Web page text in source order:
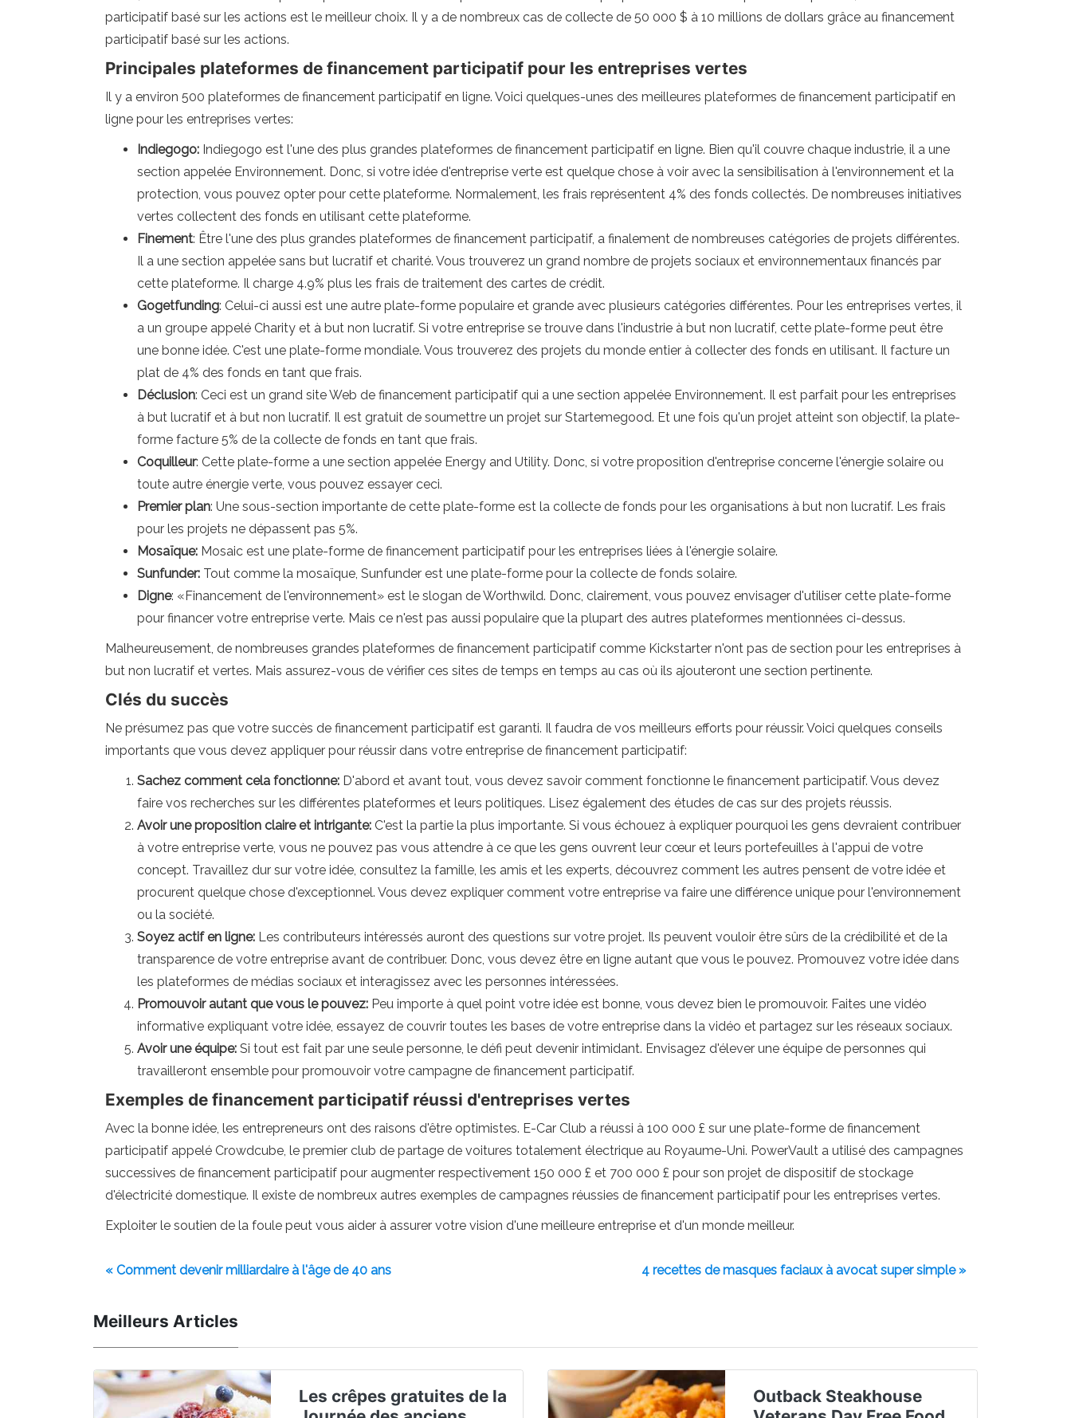
participatif basé sur les actions est le meilleur choix. Il y a de nombreux cas de collecte de 50 000 $ à 10 millions de dollars grâce au financement
participatif basé sur les actions.
Principales plateformes de financement participatif pour les entreprises vertes
Il y a environ 500 plateformes de financement participatif en ligne. Voici quelques-unes des meilleures plateformes de financement participatif en
ligne pour les entreprises vertes:
Indiegogo: Indiegogo est l'une des plus grandes plateformes de financement participatif en ligne. Bien qu'il couvre chaque industrie, il a une
section appelée Environnement. Donc, si votre idée d'entreprise verte est quelque chose à voir avec la sensibilisation à l'environnement et la
protection, vous pouvez opter pour cette plateforme. Normalement, les frais représentent 4% des fonds collectés. De nombreuses initiatives
vertes collectent des fonds en utilisant cette plateforme.
Finement: Être l'une des plus grandes plateformes de financement participatif, a finalement de nombreuses catégories de projets différentes.
Il a une section appelée sans but lucratif et charité. Vous trouverez un grand nombre de projets sociaux et environnementaux financés par
cette plateforme. Il charge 4.9% plus les frais de traitement des cartes de crédit.
Gogetfunding: Celui-ci aussi est une autre plate-forme populaire et grande avec plusieurs catégories différentes. Pour les entreprises vertes, il
a un groupe appelé Charity et à but non lucratif. Si votre entreprise se trouve dans l'industrie à but non lucratif, cette plate-forme peut être
une bonne idée. C'est une plate-forme mondiale. Vous trouverez des projets du monde entier à collecter des fonds en utilisant. Il facture un
plat de 4% des fonds en tant que frais.
Déclusion: Ceci est un grand site Web de financement participatif qui a une section appelée Environnement. Il est parfait pour les entreprises
à but lucratif et à but non lucratif. Il est gratuit de soumettre un projet sur Startemegood. Et une fois qu'un projet atteint son objectif, la plate-
forme facture 5% de la collecte de fonds en tant que frais.
Coquilleur: Cette plate-forme a une section appelée Energy and Utility. Donc, si votre proposition d'entreprise concerne l'énergie solaire ou
toute autre énergie verte, vous pouvez essayer ceci.
Premier plan: Une sous-section importante de cette plate-forme est la collecte de fonds pour les organisations à but non lucratif. Les frais
pour les projets ne dépassent pas 5%.
Mosaïque: Mosaic est une plate-forme de financement participatif pour les entreprises liées à l'énergie solaire.
Sunfunder: Tout comme la mosaïque, Sunfunder est une plate-forme pour la collecte de fonds solaire.
Digne: «Financement de l'environnement» est le slogan de Worthwild. Donc, clairement, vous pouvez envisager d'utiliser cette plate-forme
pour financer votre entreprise verte. Mais ce n'est pas aussi populaire que la plupart des autres plateformes mentionnées ci-dessus.
Malheureusement, de nombreuses grandes plateformes de financement participatif comme Kickstarter n'ont pas de section pour les entreprises à
but non lucratif et vertes. Mais assurez-vous de vérifier ces sites de temps en temps au cas où ils ajouteront une section pertinente.
Clés du succès
Ne présumez pas que votre succès de financement participatif est garanti. Il faudra de vos meilleurs efforts pour réussir. Voici quelques conseils
importants que vous devez appliquer pour réussir dans votre entreprise de financement participatif:
Sachez comment cela fonctionne: D'abord et avant tout, vous devez savoir comment fonctionne le financement participatif. Vous devez
faire vos recherches sur les différentes plateformes et leurs politiques. Lisez également des études de cas sur des projets réussis.
Avoir une proposition claire et intrigante: C'est la partie la plus importante. Si vous échouez à expliquer pourquoi les gens devraient contribuer
à votre entreprise verte, vous ne pouvez pas vous attendre à ce que les gens ouvrent leur cœur et leurs portefeuilles à l'appui de votre
concept. Travaillez dur sur votre idée, consultez la famille, les amis et les experts, découvrez comment les autres pensent de votre idée et
procurent quelque chose d'exceptionnel. Vous devez expliquer comment votre entreprise va faire une différence unique pour l'environnement
ou la société.
Soyez actif en ligne: Les contributeurs intéressés auront des questions sur votre projet. Ils peuvent vouloir être sûrs de la crédibilité et de la
transparence de votre entreprise avant de contribuer. Donc, vous devez être en ligne autant que vous le pouvez. Promouvez votre idée dans
les plateformes de médias sociaux et interagissez avec les personnes intéressées.
Promouvoir autant que vous le pouvez: Peu importe à quel point votre idée est bonne, vous devez bien le promouvoir. Faites une vidéo
informative expliquant votre idée, essayez de couvrir toutes les bases de votre entreprise dans la vidéo et partagez sur les réseaux sociaux.
Avoir une équipe: Si tout est fait par une seule personne, le défi peut devenir intimidant. Envisagez d'élever une équipe de personnes qui
travailleront ensemble pour promouvoir votre campagne de financement participatif.
Exemples de financement participatif réussi d'entreprises vertes
Avec la bonne idée, les entrepreneurs ont des raisons d'être optimistes. E-Car Club a réussi à 100 000 £ sur une plate-forme de financement
participatif appelé Crowdcube, le premier club de partage de voitures totalement électrique au Royaume-Uni. PowerVault a utilisé des campagnes
successives de financement participatif pour augmenter respectivement 150 000 £ et 700 000 £ pour son projet de dispositif de stockage
d'électricité domestique. Il existe de nombreux autres exemples de campagnes réussies de financement participatif pour les entreprises vertes.
Exploiter le soutien de la foule peut vous aider à assurer votre vision d'une meilleure entreprise et d'un monde meilleur.
« Comment devenir milliardaire à l'âge de 40 ans 4 recettes de masques faciaux à avocat super simple »
Meilleurs Articles
Les crêpes gratuites de la
Outback Steakhouse